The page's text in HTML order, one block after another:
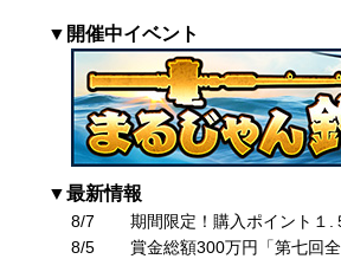
▼開催中イベント
▼最新情報
8/7
期間限定！購入ポイント１
8/5
賞金総額300万円「第七回